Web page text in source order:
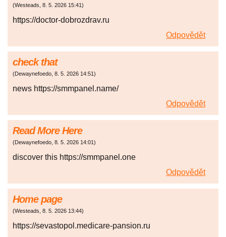
(Westeads, 8. 5. 2026 15:41)
https://doctor-dobrozdrav.ru
Odpovědět
check that
(Dewaynefoedo, 8. 5. 2026 14:51)
news https://smmpanel.name/
Odpovědět
Read More Here
(Dewaynefoedo, 8. 5. 2026 14:01)
discover this https://smmpanel.one
Odpovědět
Home page
(Westeads, 8. 5. 2026 13:44)
https://sevastopol.medicare-pansion.ru